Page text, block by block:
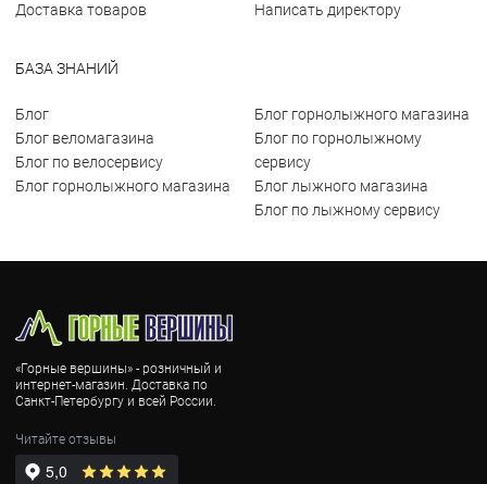
Доставка товаров
Написать директору
БАЗА ЗНАНИЙ
Блог
Блог веломагазина
Блог по велосервису
Блог горнолыжного магазина
Блог горнолыжного магазина
Блог по горнолыжному
сервису
Блог лыжного магазина
Блог по лыжному сервису
«Горные вершины» - розничный и
интернет-магазин. Доставка по
Санкт-Петербургу и всей России.
Читайте отзывы